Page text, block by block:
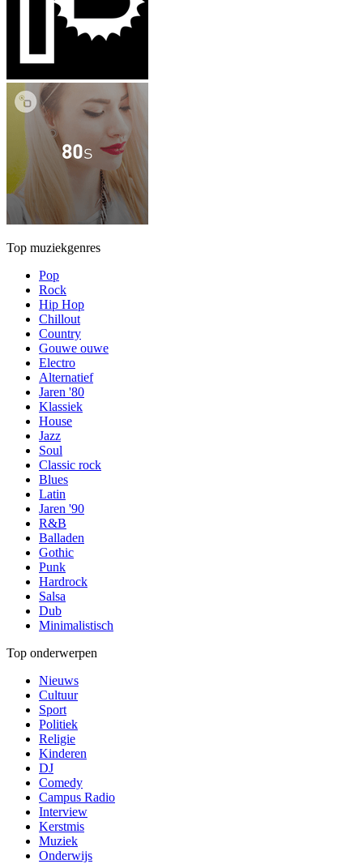
Top muziekgenres
Pop
Rock
Hip Hop
Chillout
Country
Gouwe ouwe
Electro
Alternatief
Jaren '80
Klassiek
House
Jazz
Soul
Classic rock
Blues
Latin
Jaren '90
R&B
Balladen
Gothic
Punk
Hardrock
Salsa
Dub
Minimalistisch
Top onderwerpen
Nieuws
Cultuur
Sport
Politiek
Religie
Kinderen
DJ
Comedy
Campus Radio
Interview
Kerstmis
Muziek
Onderwijs